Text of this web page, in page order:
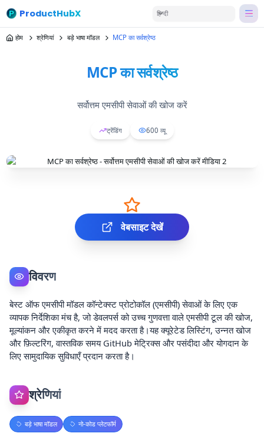
ProductHubX हिन्दी
होम श्रेणियां बड़े भाषा मॉडल MCP का सर्वश्रेष्ठ
MCP का सर्वश्रेष्ठ
सर्वोत्तम एमसीपी सेवाओं की खोज करें
ट्रेंडिंग 600 व्यू
वेबसाइट देखें
विवरण
बेस्ट ऑफ एमसीपी मॉडल कॉन्टेक्स्ट प्रोटोकॉल (एमसीपी) सेवाओं के लिए एक
व्यापक निर्देशिका मंच है, जो डेवलपर्स को उच्च गुणवत्ता वाले एमसीपी टूल की खोज,
मूल्यांकन और एकीकृत करने में मदद करता है।यह क्यूरेटेड लिस्टिंग, उन्नत खोज
और फ़िल्टरिंग, वास्तविक समय GitHub मेट्रिक्स और पसंदीदा और योगदान के
लिए सामुदायिक सुविधाएँ प्रदान करता है।
श्रेणियां
बड़े भाषा मॉडल नो-कोड प्लेटफॉर्म